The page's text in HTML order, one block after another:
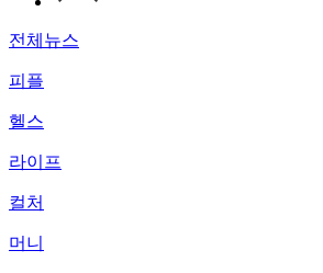
전체뉴스
피플
헬스
라이프
컬처
머니